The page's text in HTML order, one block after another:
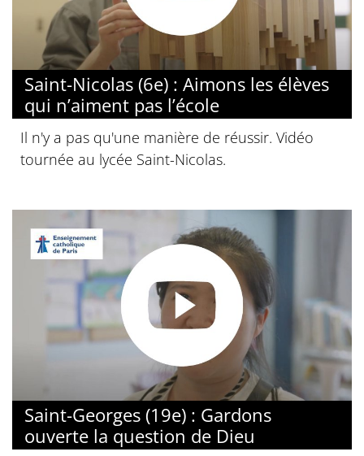
Saint-Nicolas (6e) : Aimons les élèves
qui n’aiment pas l’école
Il n'y a pas qu'une manière de réussir. Vidéo
tournée au lycée Saint-Nicolas.
Saint-Georges (19e) : Gardons
ouverte la question de Dieu